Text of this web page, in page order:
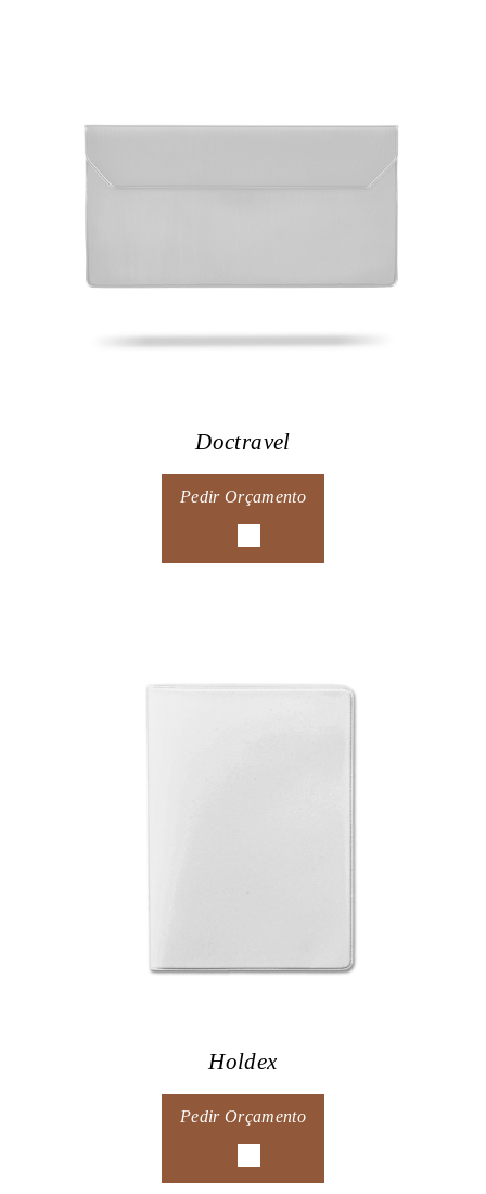
Doctravel
Pedir Orçamento
Holdex
Pedir Orçamento